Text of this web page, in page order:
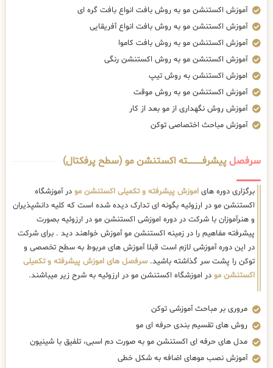
آموزش اکستنشن مو به روش بافت انواع بافت گره ای
آموزش اکستنشن مو به روش بافت انواع آفریقایی
آموزش اکستنشن مو به روش بافت کاموا
آموزش اکستنشن مو به روش اکستنشن رنگی
اموزش اکستنشن به روش تیپ
آموزش اکستنشن مو به روش موقت
آموزش روش نگهداری از مو بعد از کار
آموزش مباحث اختصاصی توکن
سرفصلپیشرفــــــــــــته اکستنشن مو (سطح پرفکتال)
برگزاری دوره های اموزش پیشرفته و تکمیلی اکستنشن مو در آموزشگاه
اکستنشن مو در ارزوئیه بگونه ای تدارک دیده شده است که کلیه دانشپذیران
و هنرآموزان با شرکت در دوره اموزشی اکستنشن مو در ارزوئیه بصورت
پیشرفته مفاهیم را در زمینه اکستنشن مو آموزش خواهند دید . برای شرکت
در این دوره آموزشی لازم است قبلا آموزش های مربوط به سطح تخصصی و
توکن را پشت سر گذاشته باشید.سرفصل های اموزش پیشرفته و تکمیلی
اکستنشن مو در اموزشگاه اکستنشن مو در ارزوئیه به شرح زیر میباشند.
مروری بر مباحث آموزشی توکن
روش های تقسیم بندی حرفه ای مو
مدل های حرفه ای اکستنشن مو به صورت دم اسبی، تلفیق با شینیون
آموزش نصب موهای اضافه به شکل خطی